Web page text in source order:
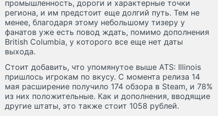
промышленность, дороги и характерные точки
региона, и им предстоит еще долгий путь. Тем не
менее, благодаря этому небольшому тизеру у
фанатов уже есть повод ждать, помимо дополнения
British Columbia, у которого все еще нет даты
выхода.
Стоит добавить, что упомянутое выше ATS: Illinois
пришлось игрокам по вкусу. С момента релиза 14
мая расширение получило 174 обзора в Steam, и 78%
из них положительные. Как и дополнения, вводящие
другие штаты, это также стоит 1058 рублей.